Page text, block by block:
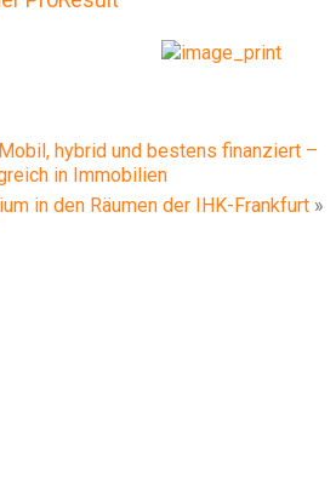
hybrid und bestens finanziert –
in Immobilien
in den Räumen der IHK-Frankfurt »